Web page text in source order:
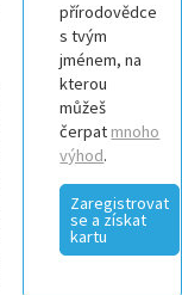
přírodovědce
s tvým
jménem, na
kterou
můžeš
čerpat mnoho
výhod.
Zaregistrovat
se a získat
kartu